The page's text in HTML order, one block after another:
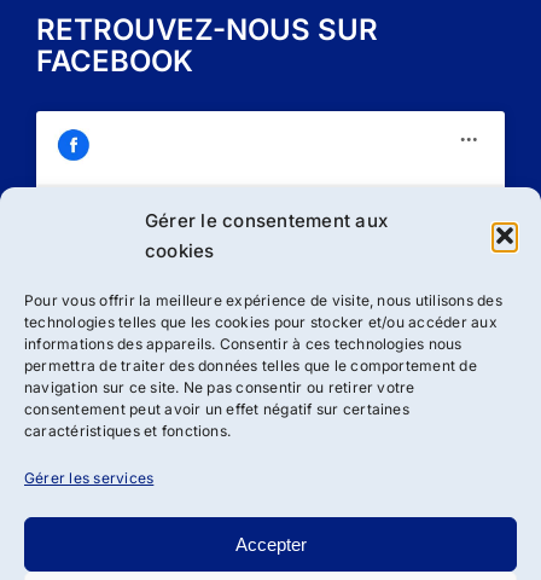
Gérer le consentement aux
cookies
Pour vous offrir la meilleure expérience de visite, nous utilisons des
technologies telles que les cookies pour stocker et/ou accéder aux
informations des appareils. Consentir à ces technologies nous
permettra de traiter des données telles que le comportement de
navigation sur ce site. Ne pas consentir ou retirer votre
consentement peut avoir un effet négatif sur certaines
caractéristiques et fonctions.
Gérer les services
Accepter
RETROUVEZ-NOUS SUR
FACEBOOK
Cliquez sur « J’accepte » pour activer
J’accepte